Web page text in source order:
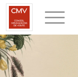
Panneau de gestion des